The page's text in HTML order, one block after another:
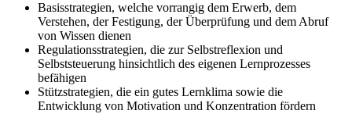
Basisstrategien, welche vorrangig dem Erwerb, dem
Verstehen, der Festigung, der Überprüfung und dem Abruf
von Wissen dienen
Regulationsstrategien, die zur Selbstreflexion und
Selbststeuerung hinsichtlich des eigenen Lernprozesses
befähigen
Stützstrategien, die ein gutes Lernklima sowie die
Entwicklung von Motivation und Konzentration fördern